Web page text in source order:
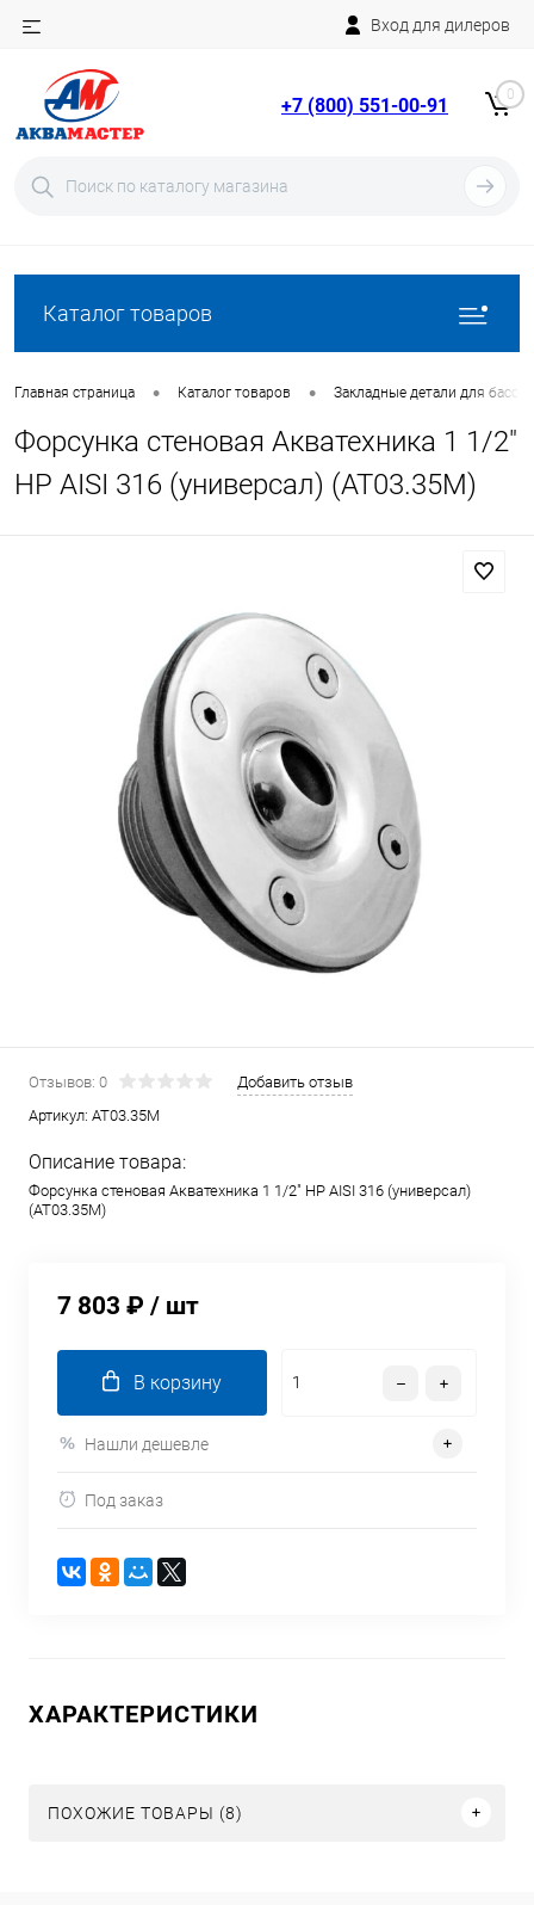
Вход для дилеров
+7 (800) 551-00-91 0
Каталог товаров
Главная страница • Каталог товаров • Закладные детали для
Форсунка стеновая Акватехника 1 1/2"
НР AISI 316 (универсал) (AT03.35M)
Отзывов: 0
Добавить отзыв
Артикул: AT03.35M
Описание товара:
Форсунка стеновая Акватехника 1 1/2" НР AISI 316 (универсал)
(AT03.35M)
7 803 ₽ / шт
В корзину
Нашли дешевле
Под заказ
ХАРАКТЕРИСТИКИ
ПОХОЖИЕ ТОВАРЫ (8)